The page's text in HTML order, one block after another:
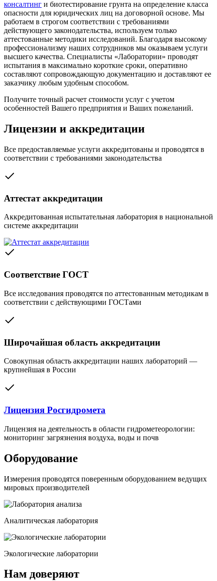
консалтинг и биотестирование грунта на определение класса
опасности для юридических лиц на договорной основе. Мы
работаем в строгом соответствии с требованиями
действующего законодательства, используем только
аттестованные методики исследований. Благодаря высокому
профессионализму наших сотрудников мы оказываем услуги
высшего качества. Специалисты «Лаборатории» проводят
испытания в максимально короткие сроки, оперативно
составляют сопровождающую документацию и доставляют ее
заказчику любым удобным способом.
Получите точный расчет стоимости услуг с учетом
особенностей Вашего предприятия и Ваших пожеланий.
Лицензии и аккредитации
Все предоставляемые услуги аккредитованы и проводятся в
соответствии с требованиями законодательства
Аттестат аккредитации
Аккредитованная испытательная лаборатория в национальной
системе аккредитации
Соответствие ГОСТ
Все исследования проводятся по аттестованным методикам в
соответствии с действующими ГОСТами
Широчайшая область аккредитации
Совокупная область аккредитации наших лабораторий —
крупнейшая в России
Лицензия Росгидромета
Лицензия на деятельность в области гидрометеорологии:
мониторинг загрязнения воздуха, воды и почв
Оборудование
Измерения проводятся поверенным оборудованием ведущих
мировых производителей
Аналитическая лаборатория
Экологические лаборатории
Нам доверяют